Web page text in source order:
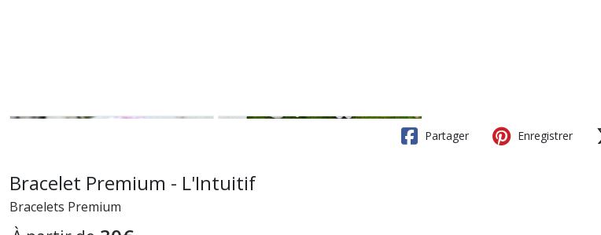
Partager Enregistrer
Bracelet Premium - L'Intuitif
Bracelets Premium